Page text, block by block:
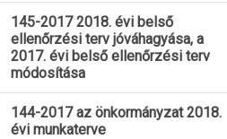
145-2017 2018. évi belső
ellenőrzési terv jóváhagyása, a
2017. évi belső ellenőrzési terv
módosítása
144-2017 az önkormányzat 2018.
évi munkaterve